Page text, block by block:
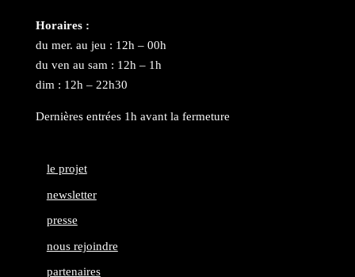
Horaires :
du mer. au jeu : 12h – 00h
du ven au sam : 12h – 1h
dim : 12h – 22h30
Dernières entrées 1h avant la fermeture
le projet
newsletter
presse
nous rejoindre
partenaires